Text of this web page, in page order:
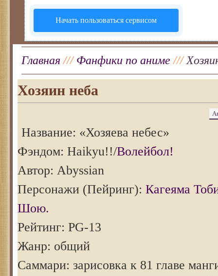
Начать пользоваться сервисом
Главная ///Фанфики по аниме ///
Хозяин неба
Название: «Хозяева небес»
Фэндом: Haikyu!!/Волейбол!
Автор: Abyssian
Персонажи (Пейринг): Кагеяма
Шою.
Рейтинг: PG-13
Жанр: общий
Саммари: зарисовка к 81 главе